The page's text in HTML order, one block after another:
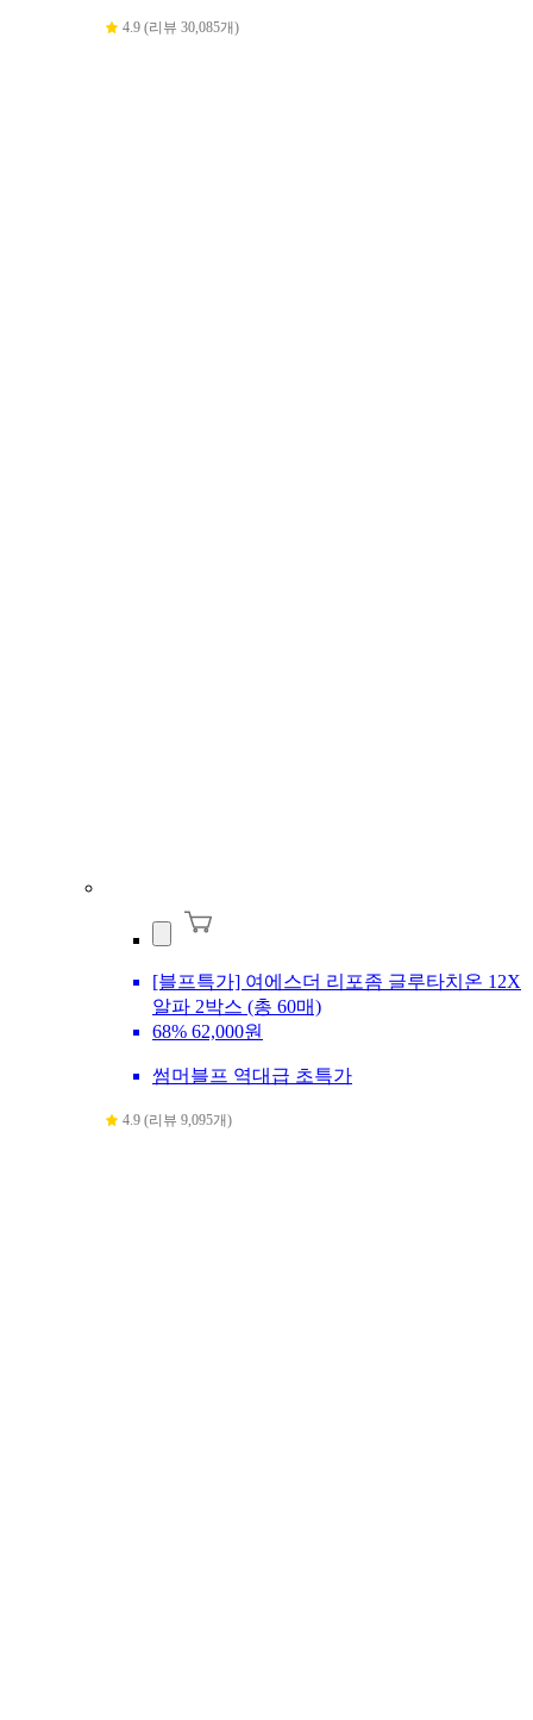
4.9 (리뷰 30,085개)
[블프특가] 여에스더 리포좀 글루타치온 12X
알파 2박스 (총 60매)
68% 62,000원
썸머블프 역대급 초특가
4.9 (리뷰 9,095개)